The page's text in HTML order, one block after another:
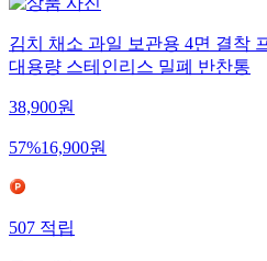
김치 채소 과일 보관용 4면 결착
대용량 스테인리스 밀폐 반찬통
38,900원
57%16,900원
507적립